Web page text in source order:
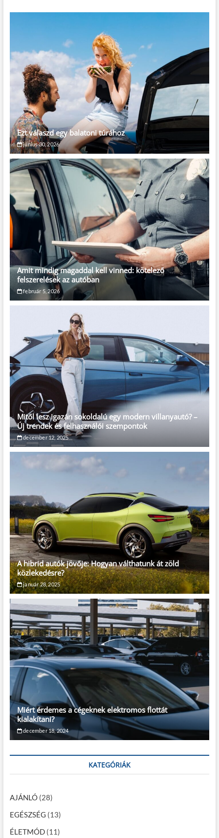
Ezt válaszd egy balatoni túrához
június 30, 2026
Amit mindig magaddal kell vinned: kötelező
felszerelések az autóban
február 5, 2026
Mitől lesz igazán sokoldalú egy modern villanyautó? –
Új trendek és felhasználói szempontok
december 12, 2025
A hibrid autók jövője: Hogyan válthatunk át zöld
közlekedésre?
január 28, 2025
Miért érdemes a cégeknek elektromos flottát
kialakítani?
december 18, 2024
KATEGÓRIÁK
AJÁNLÓ(28)
EGÉSZSÉG (13)
ÉLETMÓD(11)